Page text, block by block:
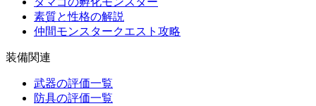
素質と性格の解説
仲間モンスタークエスト攻略
装備関連
武器の評価一覧
防具の評価一覧